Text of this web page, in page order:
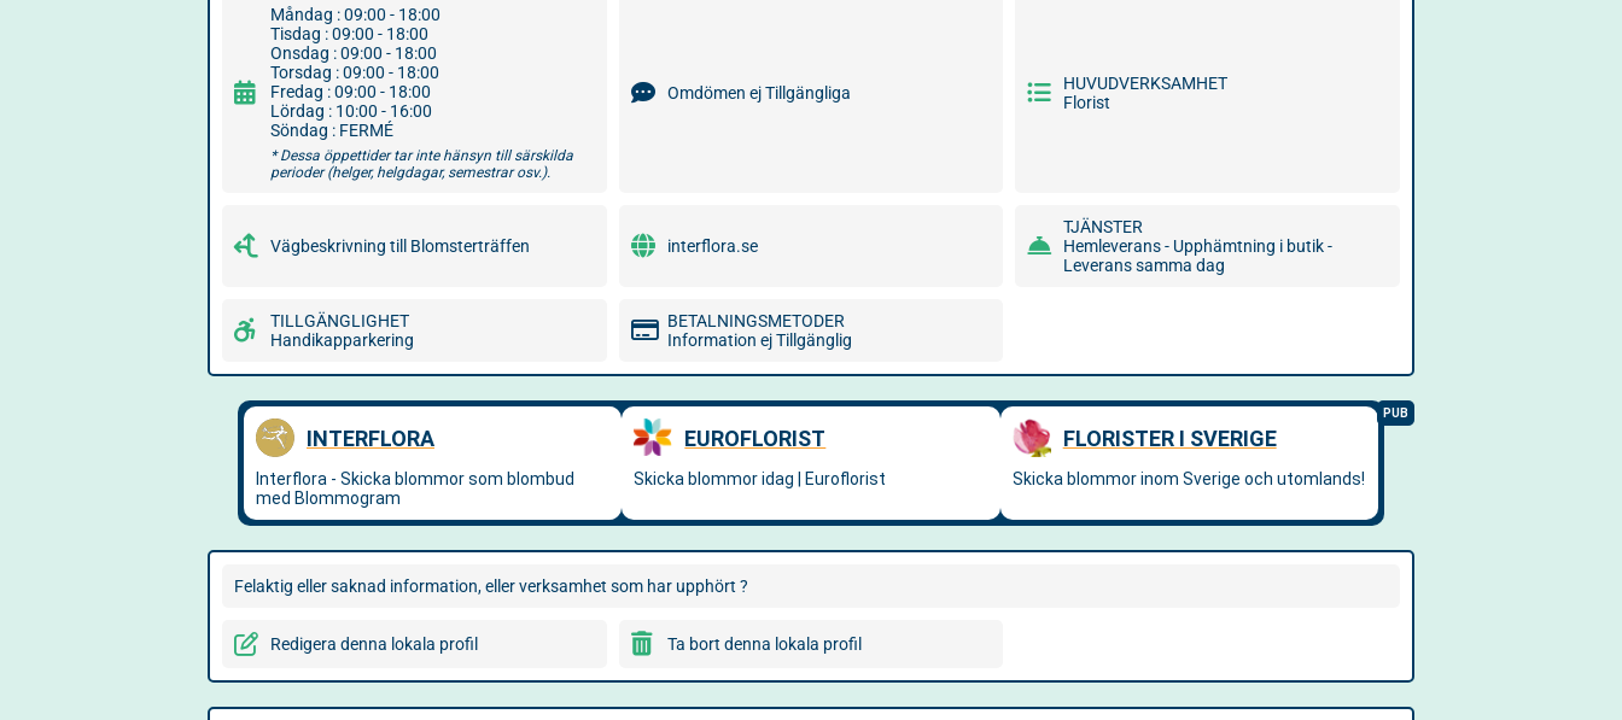
Måndag : 09:00 - 18:00
Tisdag : 09:00 - 18:00
Onsdag : 09:00 - 18:00
Torsdag : 09:00 - 18:00
Fredag : 09:00 - 18:00
Lördag : 10:00 - 16:00
Söndag : FERMÉ
* Dessa öppettider tar inte hänsyn till särskilda
perioder (helger, helgdagar, semestrar osv.).
Omdömen ej Tillgängliga
HUVUDVERKSAMHET
Florist
Vägbeskrivning till Blomsterträffen interflora.se
TJÄNSTER
Hemleverans - Upphämtning i butik -
Leverans samma dag
TILLGÄNGLIGHET
Handikapparkering
BETALNINGSMETODER
Information ej Tillgänglig
Felaktig eller saknad information, eller verksamhet som har upphört ?
Redigera denna lokala profil Ta bort denna lokala profil